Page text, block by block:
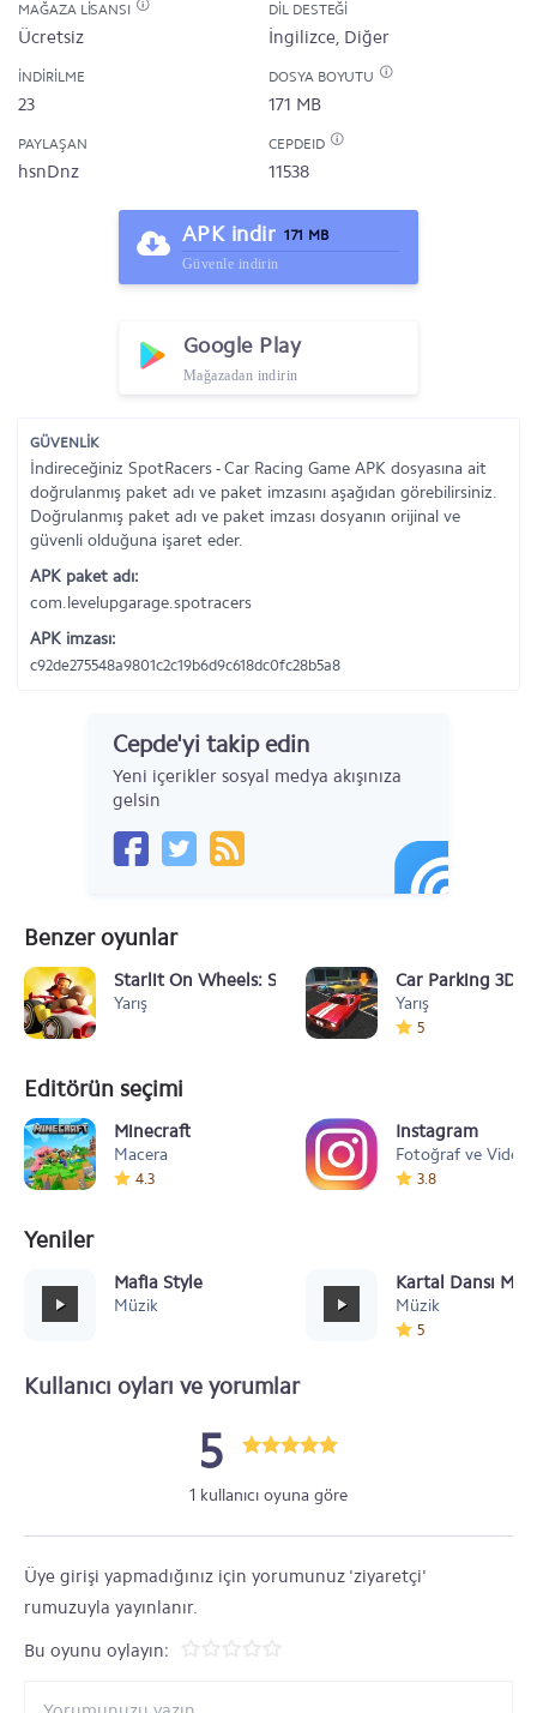
MAĞAZA LISANSI
Ücretsiz
DIL DESTEĞI
İngilizce, Diğer
İNDIRILME
23
DOSYA BOYUTU
171 MB
PAYLAŞAN
hsnDnz
CEPDEID
11538
APK indir 171 MB
Güvenle indirin
Google Play
Mağazadan indirin
GÜVENLİK
İndireceğiniz SpotRacers - Car Racing Game APK dosyasına ait
doğrulanmış paket adı ve paket imzasını aşağıdan görebilirsiniz.
Doğrulanmış paket adı ve paket imzası dosyanın orijinal ve
güvenli olduğuna işaret eder.
APK paket adı:
com.levelupgarage.spotracers
APK imzası:
c92de275548a9801c2c19b6d9c618dc0fc28b5a8
Cepde'yi takip edin
Yeni içerikler sosyal medya akışınıza
gelsin
Benzer oyunlar
Starlit On Wheels: Super Kart
Yarış
Car Parking 3D
Yarış
5
Editörün seçimi
Minecraft
Macera
4.3
Instagram
Fotoğraf ve Video
3.8
Yeniler
Mafia Style
Müzik
Kartal Dansı
Müzik
5
Kullanıcı oyları ve yorumlar
5
1 kullanıcı oyuna göre
Üye girişi yapmadığınız için yorumunuz 'ziyaretçi'
rumuzuyla yayınlanır.
Bu oyunu oylayın: